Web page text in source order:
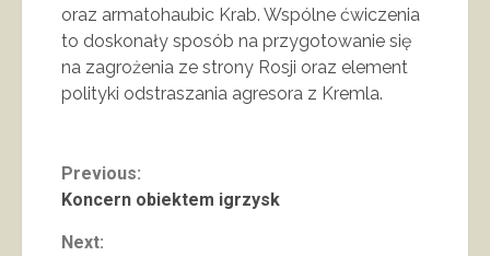
oraz armatohaubic Krab. Wspólne ćwiczenia
to doskonały sposób na przygotowanie się
na zagrożenia ze strony Rosji oraz element
polityki odstraszania agresora z Kremla.
Continue
Previous:
Koncern obiektem igrzysk
Next: